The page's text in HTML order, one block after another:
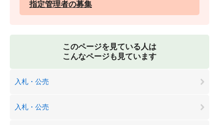
指定管理者の募集
このページを見ている人は
こんなページも見ています
入札・公売
入札・公売